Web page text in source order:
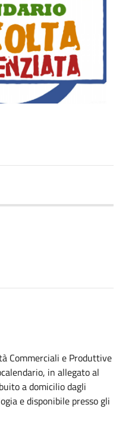
Commerciali e Produttive
in allegato al
a domicilio dagli
e disponibile presso gli